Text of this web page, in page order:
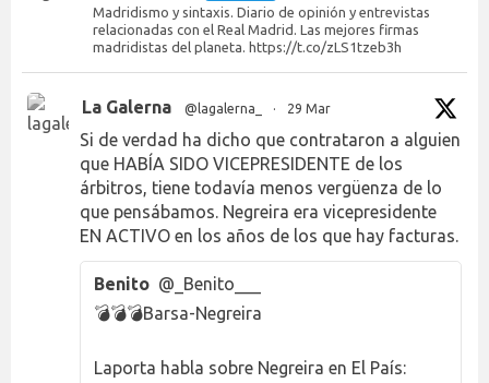
Madridismo y sintaxis. Diario de opinión y entrevistas
relacionadas con el Real Madrid. Las mejores firmas
madridistas del planeta. https://t.co/zLS1tzeb3h
La Galerna @lagalerna_ · 29 Mar
Si de verdad ha dicho que contrataron a alguien
que HABÍA SIDO VICEPRESIDENTE de los
árbitros, tiene todavía menos vergüenza de lo
que pensábamos. Negreira era vicepresidente
EN ACTIVO en los años de los que hay facturas.
Benito @_Benito___
💣💣💣Barsa-Negreira
Laporta habla sobre Negreira en El País: